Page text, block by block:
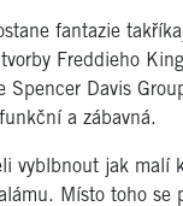
fantazie
Freddieho
Davis
a zábavná.
vyblbnout jak malí
Místo toho se